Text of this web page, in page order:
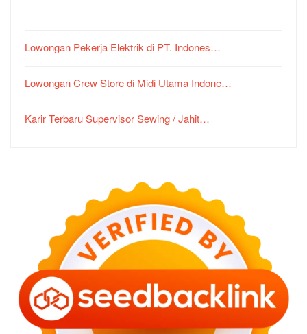
Lowongan Pekerja Elektrik di PT. Indones…
Lowongan Crew Store di Midi Utama Indone…
Karir Terbaru Supervisor Sewing / Jahit…